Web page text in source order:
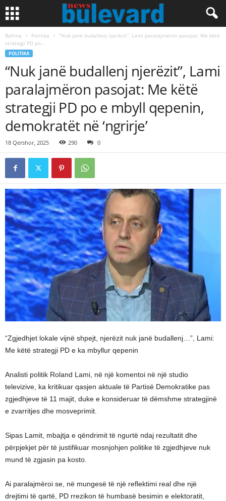
Ballina Politika
“Nuk janë budallenj njerëzit”, Lami paralajmëron pasojat: Me këtë
strategji PD po...
POLITIKA
“Nuk janë budallenj njerëzit”, Lami
paralajmëron pasojat: Me këtë
strategji PD po e mbyll qepenin,
demokratët në ‘ngrirje’
18 Qershor, 2025 290 0
“Zgjedhjet lokale vijnë shpejt, njerëzit nuk janë budallenj…”, Lami:
Me këtë strategji PD e ka mbyllur qepenin
Analisti politik Roland Lami, në një komentoi në një studio
televizive, ka kritikuar qasjen aktuale të Partisë Demokratike pas
zgjedhjeve të 11 majit, duke e konsideruar të dëmshme strategjinë
e zvarritjes dhe mosveprimit.
Sipas Lamit, mbajtja e qëndrimit të ngurtë ndaj rezultatit dhe
përpjekjet për të justifikuar mosnjohjen politike të zgjedhjeve nuk
mund të zgjasin pa kosto.
Ai paralajmëroi se, në mungesë të një reflektimi real dhe një
drejtimi të qartë, PD rrezikon të humbasë besimin e elektoratit,